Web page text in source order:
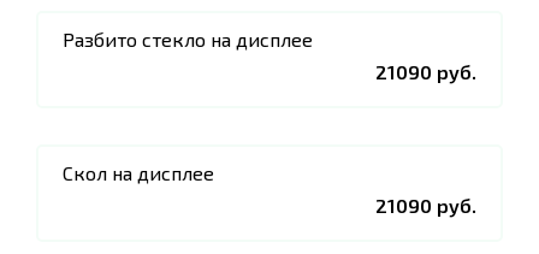
Разбито стекло на дисплее
21090 руб.
Скол на дисплее
21090 руб.